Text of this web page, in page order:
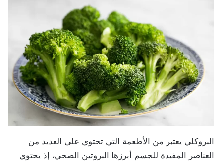
البروكلي يعتبر من الأطعمة التي تحتوي على العديد من
العناصر المفيدة للجسم أبرزها البروتين الصحي، إذ يحتوي